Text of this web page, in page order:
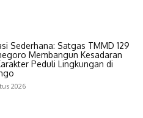
Sederhana: Satgas TMMD 129
Membangun Kesadaran
Peduli Lingkungan di
2026